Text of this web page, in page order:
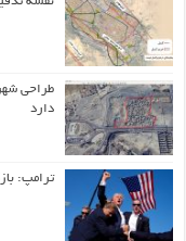
دارد
ترامپ: